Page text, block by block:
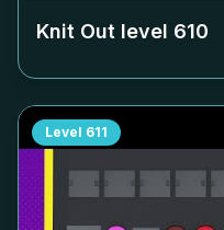
Knit Out level 610
Level 611